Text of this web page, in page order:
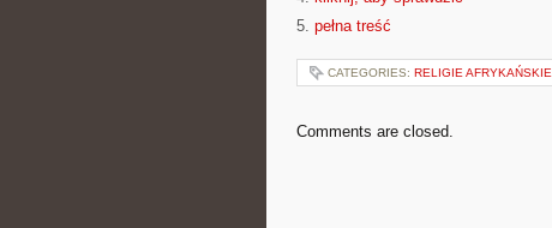
5. pełna treść
CATEGORIES: RELIGIE AFRYKAŃSKIE
Comments are closed.